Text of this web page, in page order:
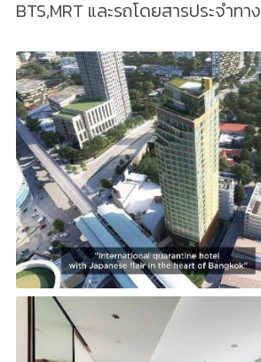
BTS,MRT และรถโดยสารประจำทาง